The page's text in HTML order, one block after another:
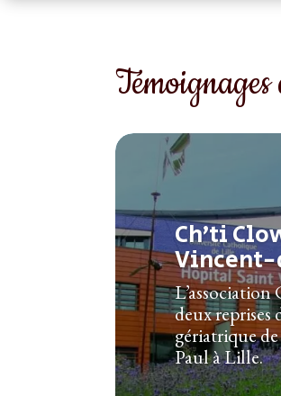
Témoignages
Ch’ti
Vincent-
deux reprises
gériatrique
Paul à Lille.